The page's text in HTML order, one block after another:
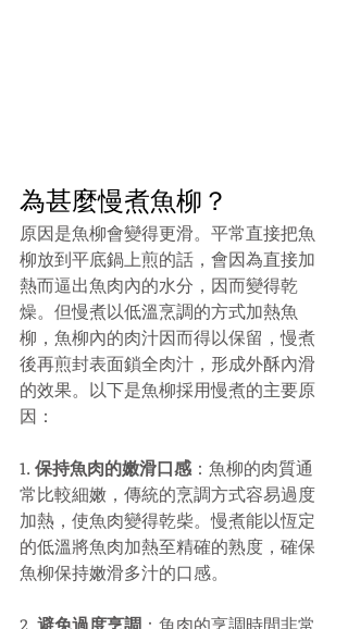
為甚麼慢煮魚柳？
原因是魚柳會變得更滑。平常直接把魚
柳放到平底鍋上煎的話，會因為直接加
熱而逼出魚肉內的水分，因而變得乾
燥。但慢煮以低溫烹調的方式加熱魚
柳，魚柳內的肉汁因而得以保留，慢煮
後再煎封表面鎖全肉汁，形成外酥內滑
的效果。以下是魚柳採用慢煮的主要原
因：
1. 保持魚肉的嫩滑口感 ：魚柳的肉質通
常比較細嫩，傳統的烹調方式容易過度
加熱，使魚肉變得乾柴。慢煮能以恆定
的低溫將魚肉加熱至精確的熟度，確保
魚柳保持嫩滑多汁的口感。
2. 避免過度烹調 ：魚肉的烹調時間非常